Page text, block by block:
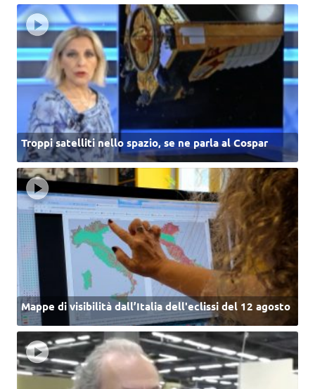
Troppi satelliti nello spazio, se ne parla al Cospar
Mappe di visibilità dall’Italia dell'eclissi del 12 agosto